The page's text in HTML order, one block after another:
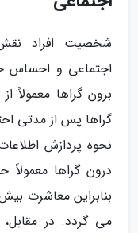
شخصیت افراد
اجتماعی و احساس
برون گراها معمولاً
گراها پس از مدتی
نحوه پردازش
درون گراها
بنابراین معاشرت
می گردد. در